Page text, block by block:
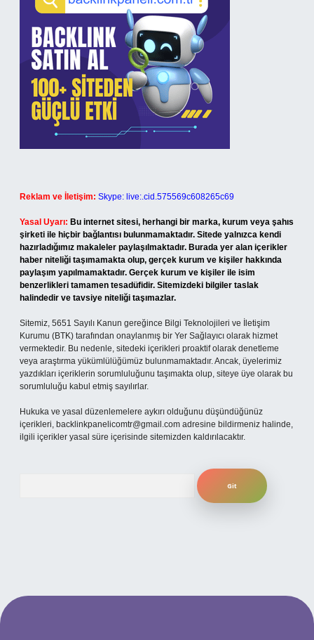
Reklam ve İletişim: Skype: live:.cid.575569c608265c69
Yasal Uyarı: Bu internet sitesi, herhangi bir marka, kurum veya şahıs
şirketi ile hiçbir bağlantısı bulunmamaktadır. Sitede yalnızca kendi
hazırladığımız makaleler paylaşılmaktadır. Burada yer alan içerikler
haber niteliği taşımamakta olup, gerçek kurum ve kişiler hakkında
paylaşım yapılmamaktadır. Gerçek kurum ve kişiler ile isim
benzerlikleri tamamen tesadüfidir. Sitemizdeki bilgiler taslak
halindedir ve tavsiye niteliği taşımazlar.
Sitemiz, 5651 Sayılı Kanun gereğince Bilgi Teknolojileri ve İletişim
Kurumu (BTK) tarafından onaylanmış bir Yer Sağlayıcı olarak hizmet
vermektedir. Bu nedenle, sitedeki içerikleri proaktif olarak denetleme
veya araştırma yükümlülüğümüz bulunmamaktadır. Ancak, üyelerimiz
yazdıkları içeriklerin sorumluluğunu taşımakta olup, siteye üye olarak bu
sorumluluğu kabul etmiş sayılırlar.
Hukuka ve yasal düzenlemelere aykırı olduğunu düşündüğünüz
içerikleri, backlinkpanelicomtr@gmail.com adresine bildirmeniz halinde,
ilgili içerikler yasal süre içerisinde sitemizden kaldırılacaktır.